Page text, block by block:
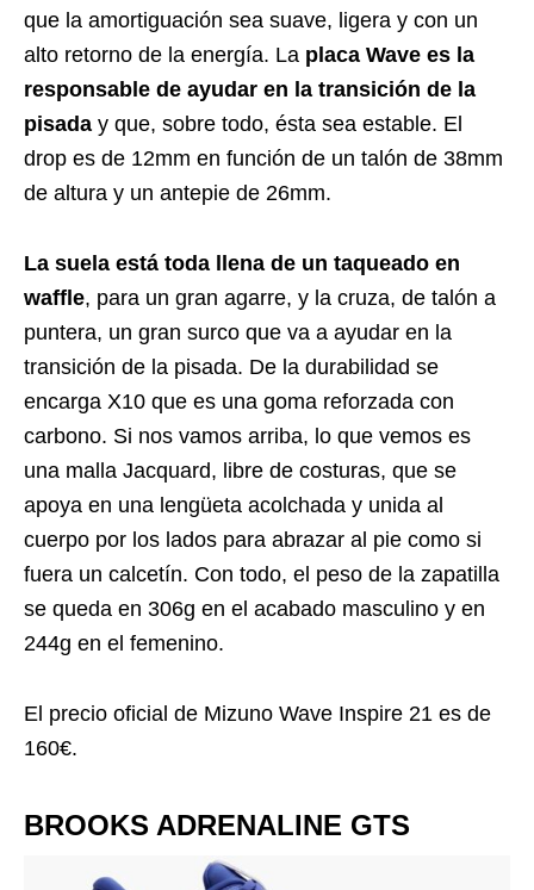
que la amortiguación sea suave, ligera y con un
alto retorno de la energía. La placa Wave es la
responsable de ayudar en la transición de la
pisada y que, sobre todo, ésta sea estable. El
drop es de 12mm en función de un talón de 38mm
de altura y un antepie de 26mm.
La suela está toda llena de un taqueado en
waffle, para un gran agarre, y la cruza, de talón a
puntera, un gran surco que va a ayudar en la
transición de la pisada. De la durabilidad se
encarga X10 que es una goma reforzada con
carbono. Si nos vamos arriba, lo que vemos es
una malla Jacquard, libre de costuras, que se
apoya en una lengüeta acolchada y unida al
cuerpo por los lados para abrazar al pie como si
fuera un calcetín. Con todo, el peso de la zapatilla
se queda en 306g en el acabado masculino y en
244g en el femenino.
El precio oficial de Mizuno Wave Inspire 21 es de
160€.
BROOKS ADRENALINE GTS